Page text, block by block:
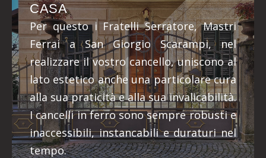
CASA
Per questo i Fratelli Serratore, Mastri
Ferrai a San Giorgio Scarampi, nel
realizzare il vostro cancello, uniscono al
lato estetico anche una particolare cura
alla sua praticità e alla sua invalicabilità.
I cancelli in ferro sono sempre robusti e
inaccessibili, instancabili e duraturi nel
tempo.